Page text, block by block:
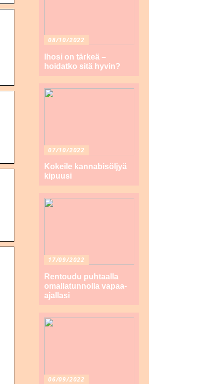
08/10/2022
Ihosi on tärkeä –
hoidatko sitä hyvin?
07/10/2022
Kokeile kannabisöljyä
kipuusi
17/09/2022
Rentoudu puhtaalla
omallatunnolla vapaa-
ajallasi
06/09/2022